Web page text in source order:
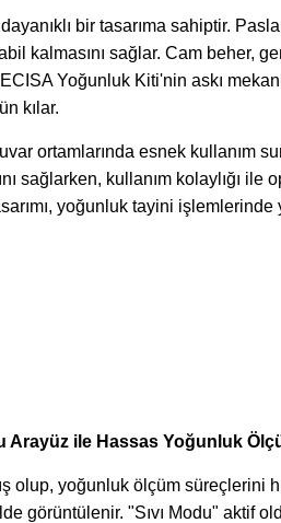
bir tasarıma sahiptir.
sağlar. Cam beher,
Yoğunluk Kiti'nin askı
kılar.
ortamlarında esnek kullanım
sağlarken, kullanım kolaylığı
yoğunluk tayini
Arayüz ile Hassas Yoğunluk
olup, yoğunluk ölçüm süreçlerini
görüntülenir. "Sıvı Modu"